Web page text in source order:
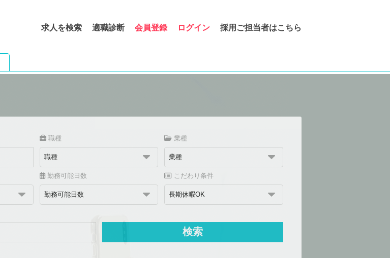
求人を検索 適職診断 会員登録 ログイン 採用ご担当者はこちら
職種 業種
勤務可能日数 こだわり条件